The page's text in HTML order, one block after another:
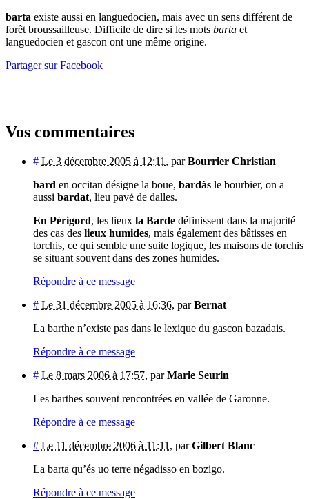
barta existe aussi en languedocien, mais avec un sens différent de
forêt broussailleuse. Difficile de dire si les mots barta et
languedocien et gascon ont une même origine.
Partager sur Facebook
Vos commentaires
# Le 3 décembre 2005 à 12:11 , parBourrier Christian
bard en occitan désigne la boue, bardàs le bourbier, on a
aussi bardat, lieu pavé de dalles.
En Périgord, les lieux la Barde définissent dans la majorité
des cas des lieux humides, mais également des bâtisses en
torchis, ce qui semble une suite logique, les maisons de torchis
se situant souvent dans des zones humides.
Répondre à ce message
# Le 31 décembre 2005 à 16:36, parBernat
La barthe n’existe pas dans le lexique du gascon bazadais.
Répondre à ce message
# Le 8 mars 2006 à 17:57, parMarie Seurin
Les barthes souvent rencontrées en vallée de Garonne.
Répondre à ce message
# Le 11 décembre 2006 à 11:11 , parGilbert Blanc
La barta qu’és uo terre négadisso en bozigo.
Répondre à ce message